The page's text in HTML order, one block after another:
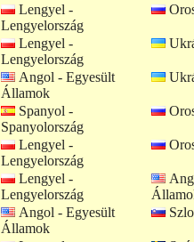
Lengyel -
Lengyelország
Lengyel -
Lengyelország
Angol - Egyesült
Államok
Spanyol -
Spanyolország
Lengyel -
Lengyelország
Lengyel -
Lengyelország
Angol - Egyesült
Államok